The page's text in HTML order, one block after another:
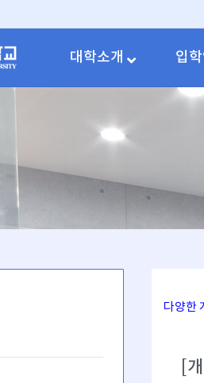
대학소개 입
다양한
[